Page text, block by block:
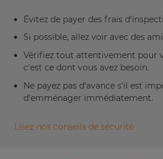
Évitez de payer des frais
Si possible, allez voir avec des
Vérifiez tout attentivement pour
c’est ce dont vous avez besoin.
Ne payez pas d’avance s’il est
d’emménager immédiatement.
Lisez nos conseils de sécurité